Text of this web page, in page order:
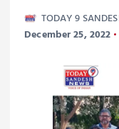
TODAY 9
December 25, 2022